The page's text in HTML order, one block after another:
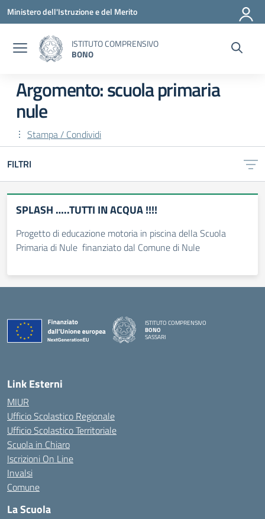
Vai ai contenuti
Vai al menu di navigazione
Vai al footer
Ministero dell'Istruzione e del Merito
ISTITUTO COMPRENSIVO
BONO
Argomento: scuola primaria
nule
Stampa / Condividi
FILTRI
SPLASH …..TUTTI IN ACQUA !!!!
Progetto di educazione motoria in piscina della Scuola
Primaria di Nule finanziato dal Comune di Nule
ISTITUTO COMPRENSIVO
BONO
SASSARI
Link Esterni
MIUR
Ufficio Scolastico Regionale
Ufficio Scolastico Territoriale
Scuola in Chiaro
Iscrizioni On Line
Invalsi
Comune
La Scuola